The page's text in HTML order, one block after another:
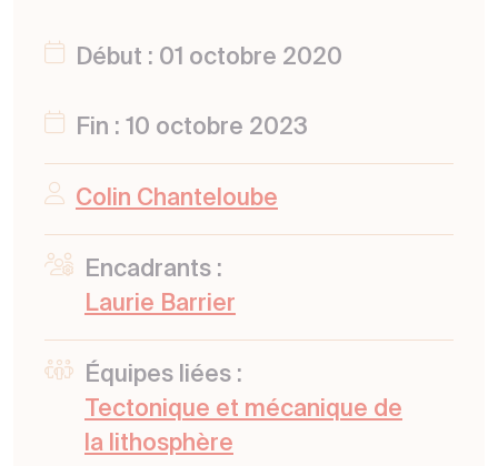
Début : 01 octobre 2020
Fin : 10 octobre 2023
Colin Chanteloube
Encadrants :
Laurie Barrier
Équipes liées :
Tectonique et mécanique de
la lithosphère